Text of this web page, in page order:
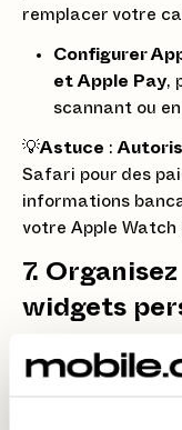
remplacer votre
Configurer
et Apple Pay,
scannant ou
💡Astuce :
Safari pour des
informations
votre Apple
7.
widgets
Avec iOS 14,
d’accueil en